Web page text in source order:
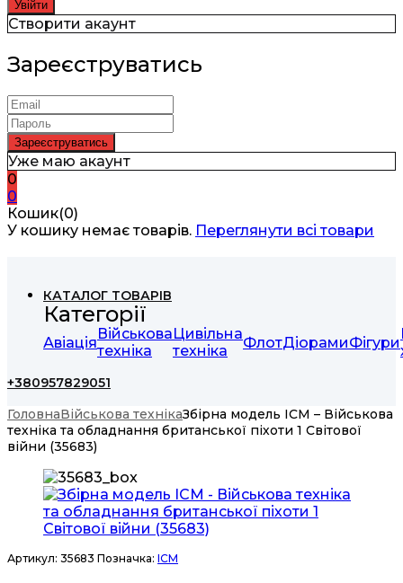
Створити акаунт
Зареєструватись
Уже маю акаунт
0
0
Кошик(0)
У кошику немає товарів. Переглянути всі товари
КАТАЛОГ ТОВАРІВ
Категорії
АвіаціяВійськова
техніка
Цивільна
техніка
ФлотДіорамиФігури
+380957829051
ГоловнаВійськова технікаЗбірна модель ICM – Військова
техніка та обладнання британської піхоти 1 Світової
війни (35683)
Артикул: 35683 Позначка: ICM